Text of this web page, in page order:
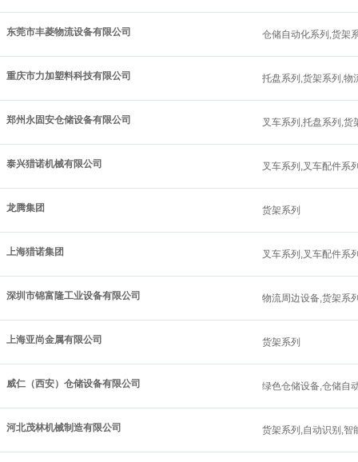
东莞市丰菱物流设备有限公司 仓储自动化系列,货架
重庆市力加塑料科技有限公司 托盘系列,货架系列,物
郑州永固安仓储设备有限公司 叉车系列,托盘系列,货
泰兴猎诺机械有限公司 叉车系列,叉车配件系
龙腾集团 货架系列
上海猎诺集团 叉车系列,叉车配件系
深圳市锦富隆工业设备有限公司 物流周边设备,货架系
上海亚尚金属有限公司 货架系列
威仁（西安）仓储设备有限公司 绿色仓储设备,仓储自
河北茂林机械制造有限公司 货架系列,自动识别,智